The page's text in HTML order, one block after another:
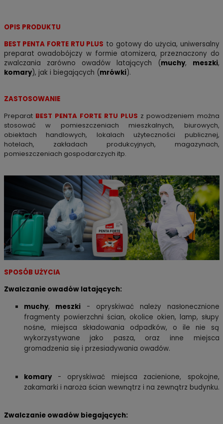
OPIS PRODUKTU
BEST PENTA FORTE RTU PLUS to gotowy do użycia, uniwersalny
preparat owadobójczy w formie atomizera, przeznaczony do
zwalczania zarówno owadów latających (muchy, meszki,
komary), jak i biegających (mrówki).
ZASTOSOWANIE
Preparat BEST PENTA FORTE RTU PLUS z powodzeniem można
stosować w pomieszczeniach mieszkalnych, biurowych,
obiektach handlowych, lokalach użyteczności publicznej,
hotelach, zakładach produkcyjnych, magazynach,
pomieszczeniach gospodarczych itp.
SPOSÓB UŻYCIA
Zwalczanie owadów latających:
muchy, meszki- opryskiwać należy nasłonecznione
fragmenty powierzchni ścian, okolice okien, lamp, słupy
nośne, miejsca składowania odpadków, o ile nie są
wykorzystywane jako pasza, oraz inne miejsca
gromadzenia się i przesiadywania owadów.
komary- opryskiwać miejsca zacienione, spokojne,
zakamarki i naroża ścian wewnątrz i na zewnątrz budynku.
Zwalczanie owadów biegających: